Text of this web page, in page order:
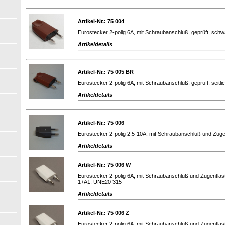
Artikel-Nr.: 75 004
Eurostecker 2-polig 6A, mit Schraubanschluß, geprüft,
Artikeldetails
Artikel-Nr.: 75 005 BR
Eurostecker 2-polig 6A, mit Schraubanschluß, geprüft,
Artikeldetails
Artikel-Nr.: 75 006
Eurostecker 2-polig 2,5-10A, mit Schraubanschluß und
Artikeldetails
Artikel-Nr.: 75 006 W
Eurostecker 2-polig 6A, mit Schraubanschluß und
1+A1, UNE20 315
Artikeldetails
Artikel-Nr.: 75 006 Z